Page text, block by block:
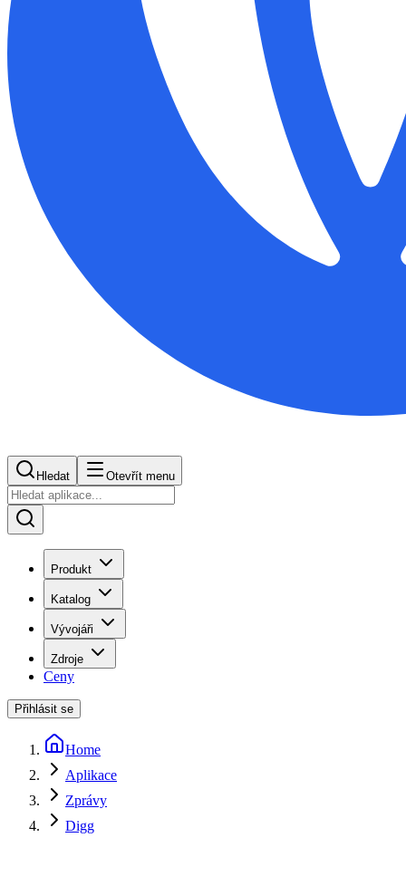
Hledat Otevřít menu
Produkt
Katalog
Vývojáři
Zdroje
Ceny
Přihlásit se
Home
Aplikace
Zprávy
Digg